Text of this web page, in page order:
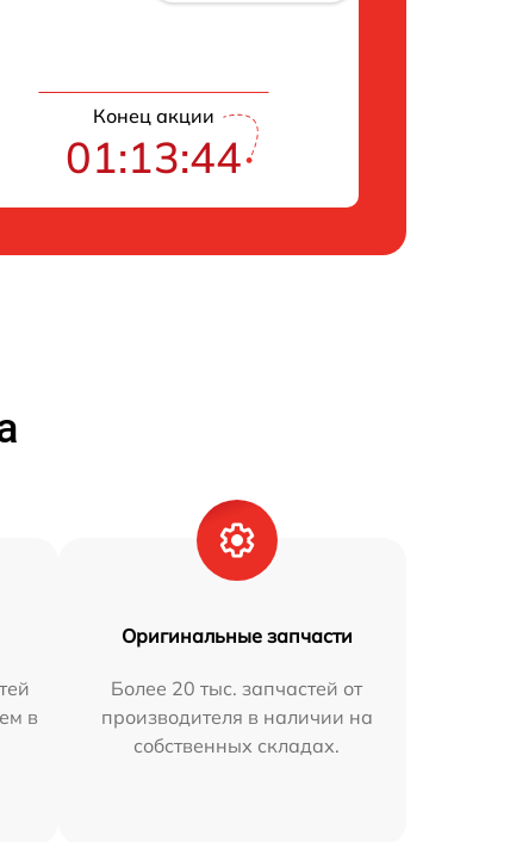
Конец акции
01:13:43
в
Оригинальные запчасти
Более 20 тыс. запчастей от
производителя в наличии на
собственных складах.